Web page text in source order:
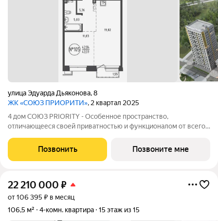
улица Эдуарда Дьяконова,8
ЖК «СОЮЗ ПРИОРИТИ», 2 квартал 2025
4 дом СОЮЗ PRIORITY - Особенное пространство,
отличающееся своей приватностью и функционалом от всего
предпочитает более камерный формат жилья чувствовал себя
дома. Дом высотой 9 этажей с
Позвонить Позвоните мне
22 210 000 ₽
от 106 395 ₽ в месяц
106,5 м²
4-комн. квартира 15 этаж из 15